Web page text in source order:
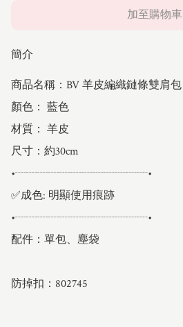
加至購物車
簡介
商品名稱：BV 羊皮編織鏈條雙肩包
顏色： 藍色
材質： 羊皮
尺寸：約30cm
•┈┈┈┈┈┈┈┈┈┈┈┈•
✅成色: 明顯使用痕跡
•┈┈┈┈┈┈┈┈┈┈┈┈•
配件：單包、塵袋
防掉扣：802745